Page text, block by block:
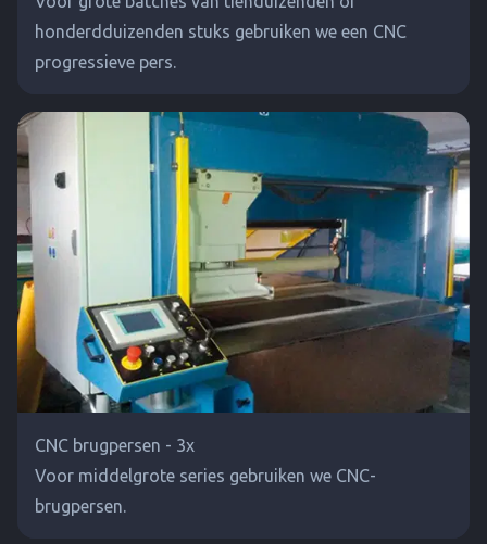
honderdduizenden stuks gebruiken we een CNC
progressieve pers.
CNC brugpersen - 3x
Voor middelgrote series gebruiken we CNC-
brugpersen.